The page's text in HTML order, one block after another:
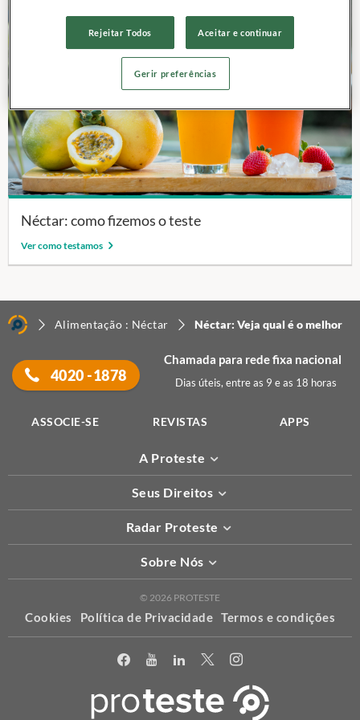
Néctar: como fizemos o teste
Ver como testamos
Alimentação : Néctar Néctar: Veja qual é o melhor
4020 -1878
Chamada para rede fixa nacional
Dias úteis, entre as 9 e as 18 horas
ASSOCIE-SE REVISTAS APPS
A Proteste
Seus Direitos
Radar Proteste
Sobre Nós
© 2026 PROTESTE
Cookies Política de Privacidade Termos e condições
Rejeitar Todos Aceitar e continuar
Gerir preferências